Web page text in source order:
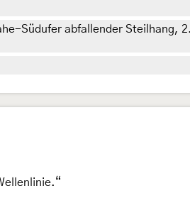
Südufer abfallender Steilhang,